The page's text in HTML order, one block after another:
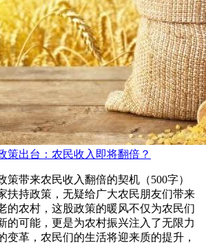
策出台：农民收入即将翻倍？
策带来农民收入翻倍的契机（500字）
扶持政策，无疑给广大农民朋友们带来
的农村，这股政策的暖风不仅为农民们
的可能，更是为农村振兴注入了无限力
变革，农民们的生活将迎来质的提升，